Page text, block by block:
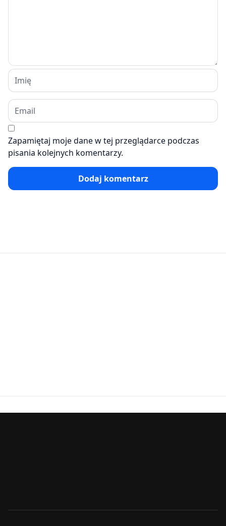
Zapamiętaj moje dane w tej przeglądarce podczas
pisania kolejnych komentarzy.
Dodaj komentarz